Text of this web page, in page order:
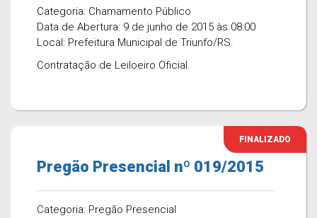
Categoria: Chamamento Público
Data de Abertura: 9 de junho de 2015 às 08:00
Local: Prefeitura Municipal de Triunfo/RS.
Contratação de Leiloeiro Oficial.
FINALIZADO
Pregão Presencial nº 019/2015
Categoria: Pregão Presencial